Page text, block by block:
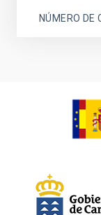
NÚMERO DE